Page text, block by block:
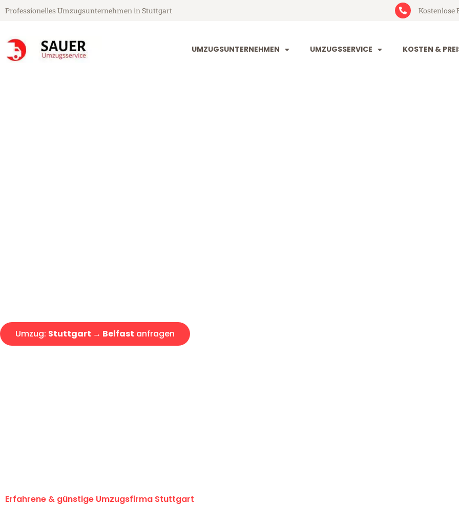
Professionelles Umzugsunternehmen in Stuttgart Kostenlose
UMZUGSUNTERNEHMEN UMZUGSSERVICE KOSTEN &
Umzug: Stuttgart → Belfast anfragen
Erfahrene & günstige Umzugsfirma Stuttgart